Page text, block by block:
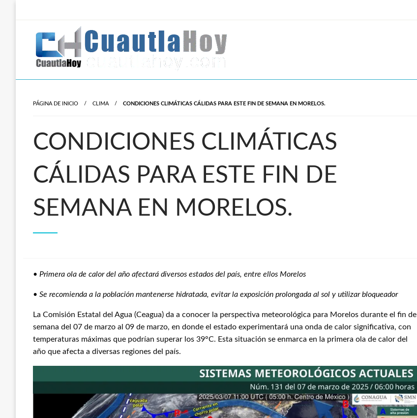
Revista digital del oriente de Morelos.
PÁGINA DE INICIO CLIMA CONDICIONES CLIMÁTICAS CÁLIDAS PARA ESTE FIN DE SEMANA EN MORELOS.
CONDICIONES CLIMÁTICAS
CÁLIDAS PARA ESTE FIN DE
SEMANA EN MORELOS.
• Primera ola de calor del año afectará diversos estados del país, entre ellos Morelos
• Se recomienda a la población mantenerse hidratada, evitar la exposición prolongada al sol y utilizar bloqueador
La Comisión Estatal del Agua (Ceagua) da a conocer la perspectiva meteorológica para Morelos durante el fin de
semana del 07 de marzo al 09 de marzo, en donde el estado experimentará una onda de calor significativa, con
temperaturas máximas que podrían superar los 39°C. Esta situación se enmarca en la primera ola de calor del
año que afecta a diversas regiones del país.